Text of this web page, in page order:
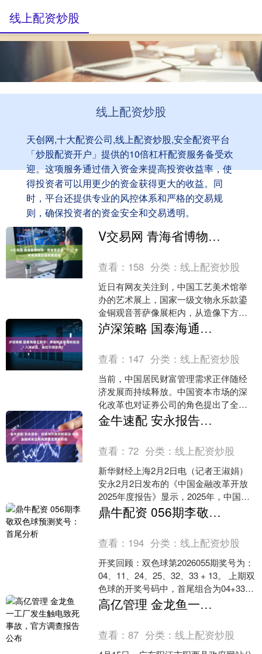
线上配资炒股
天创网,十大配资公司,线上配资炒股,安全配资平台
「炒股配资开户」提供的10倍杠杆配资服务备受欢
迎。这项服务通过借入资金来提高投资收益率，使
得投资者可以用更少的资金获得更大的收益。同
时，平台还提供专业的风控体系和严格的交易规
则，确保投资者的资金安全和交易透明。
线上配资炒股
V交易网 青海省博物馆：观音像底部“TCL”字样系装藏封底附着报纸
查看： 158 分类：线上配资炒股
近日有网友关注到，中国工艺美术馆举
办的艺术展上，国家一级文物永乐款鎏
金铜观音菩萨像展柜内，从造像下方仰
观，观音裙摆、脚踝区域能清晰看见TCL
字样。 参观者拍到永....
泸深策略 国泰海通王新宇：券商财富管理转型进入深水区，谁在引领变局？
查看： 147 分类：线上配资炒股
当前，中国居民财富管理需求正伴随经
济发展而持续释放。中国资本市场的深
化改革也对证券公司的角色提出了全新
要求，券商财富管理业务正经历从传统
通道服务向以资产配置和投....
金牛速配 安永报告：改革与开放双轮驱动 中国金融体系迈向高质量发展新阶段
查看：72 分类：线上配资炒股
新华财经上海2月2日电（记者王淑娟）
安永2月2日发布的《中国金融改革开放
2025年度报告》显示，2025年，中国金
融改革与对外开放“步稳蹄疾”，并且取得
了一系列....
鼎牛配资 056期李敬双色球预测奖号：首尾分析
查看： 194 分类：线上配资炒股
开奖回顾：双色球第2026055期奖号为：
04、11、24、25、32、33 + 13。 上期双
色球的开奖号码中，首尾组合为04+33，
跨度为29，质合比为1:.... 高亿管理 金龙鱼一工厂发生触电致死事故，官方调查报告公布
查看：87 分类：线上配资炒股